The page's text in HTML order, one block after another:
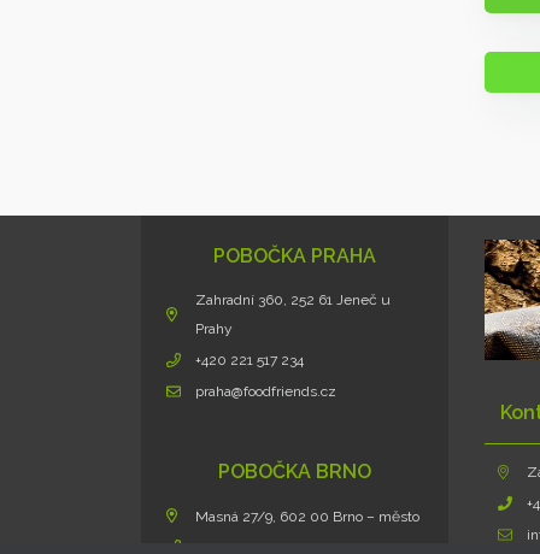
POBOČKA PRAHA
Zahradní 360, 252 61 Jeneč u
Prahy
+420 221 517 234
praha@foodfriends.cz
POBOČKA BRNO
Masná 27/9, 602 00 Brno – město